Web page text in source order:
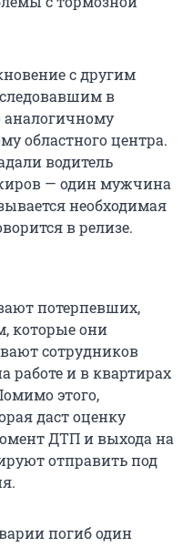
с другим
в
областного центра.
водитель
— один мужчина
необходимая
в релизе.
потерпевших,
которые они
сотрудников
работе и в квартирах
этого,
даст оценку
ДТП и выхода на
отправить под
погиб один